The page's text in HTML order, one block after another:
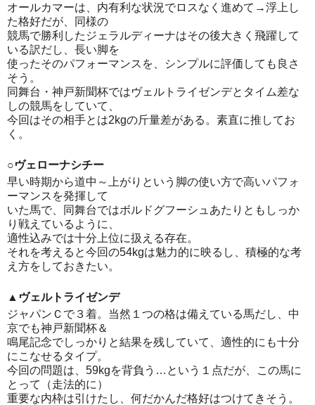
オールカマーは、内有利な状況でロスなく進めて→浮上し
た格好だが、同様の
競馬で勝利したジェラルディーナはその後大きく飛躍して
いる訳だし、長い脚を
使ったそのパフォーマンスを、シンプルに評価しても良さ
そう。
同舞台・神戸新聞杯ではヴェルトライゼンデとタイム差な
しの競馬をしていて、
今回はその相手とは2kgの斤量差がある。素直に推してお
く。
○ヴェローナシチー
早い時期から道中～上がりという脚の使い方で高いパフォ
ーマンスを発揮して
いた馬で、同舞台ではボルドグフーシュあたりともしっか
り戦えているように、
適性込みでは十分上位に扱える存在。
それを考えると今回の54kgは魅力的に映るし、積極的な考
え方をしておきたい。
▲ヴェルトライゼンデ
ジャパンＣで３着。当然１つの格は備えている馬だし、中
京でも神戸新聞杯＆
鳴尾記念でしっかりと結果を残していて、適性的にも十分
にこなせるタイプ。
今回の問題は、59kgを背負う…という１点だが、この馬に
とって（走法的に）
重要な内枠は引けたし、何だかんだ格好はつけてきそう。